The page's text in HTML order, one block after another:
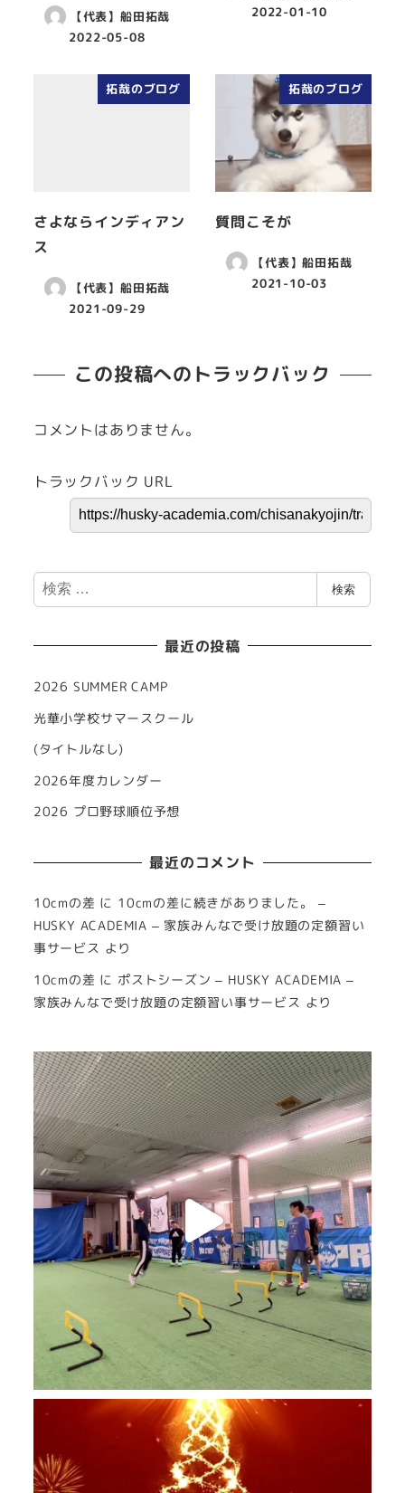
【代表】船田拓哉
2022-05-08
2022-01-10
拓哉のブログ
さよならインディアン
ス
【代表】船田拓哉
2021-09-29
拓哉のブログ
質問こそが
【代表】船田拓哉
2021-10-03
この投稿へのトラックバック
コメントはありません。
トラックバック URL
検
索
検索
最近の投稿
2026 SUMMER CAMP
光華小学校サマースクール
(タイトルなし)
2026年度カレンダー
2026 プロ野球順位予想
最近のコメント
10cmの差 に 10cmの差に続きがありました。 –
HUSKY ACADEMIA – 家族みんなで受け放題の定額習い
事サービス より
10cmの差 に ポストシーズン – HUSKY ACADEMIA –
家族みんなで受け放題の定額習い事サービス より